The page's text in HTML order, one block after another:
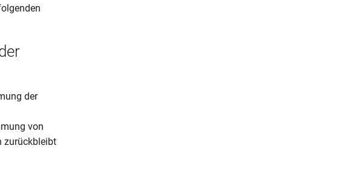
der
von
zurückbleibt